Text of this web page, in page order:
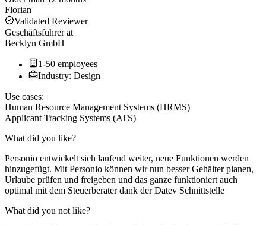
Florian
Validated Reviewer
Geschäftsführerat
Becklyn GmbH
1-50 employees
Industry: Design
Use cases:
Human Resource Management Systems (HRMS)
Applicant Tracking Systems (ATS)
What did you like?
Personio entwickelt sich laufend weiter, neue Funktionen werden
hinzugefügt. Mit Personio können wir nun besser Gehälter planen,
Urlaube prüfen und freigeben und das ganze funktioniert auch
optimal mit dem Steuerberater dank der Datev Schnittstelle
What did you not like?